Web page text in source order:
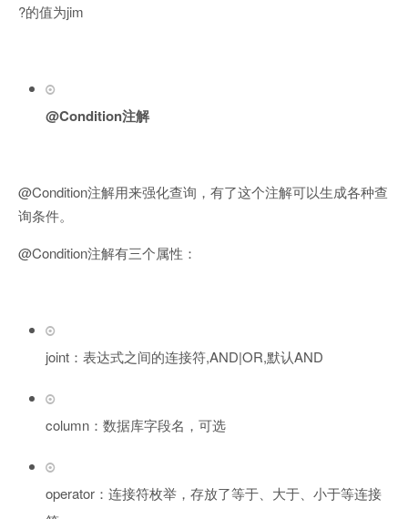
?的值为jim
@Condition注解
@Condition注解用来强化查询，有了这个注解可以生成各种查
询条件。
@Condition注解有三个属性：
joint：表达式之间的连接符,AND|OR,默认AND
column：数据库字段名，可选
operator：连接符枚举，存放了等于、大于、小于等连接